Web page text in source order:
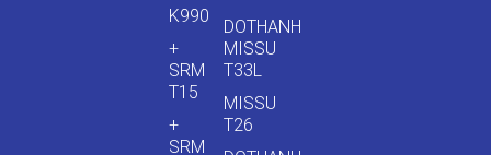
K990
+
SRM
T15
+
SRM
DOTHANH
MISSU
T33L
MISSU
T26